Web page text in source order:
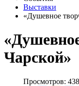
Выставки
«Душевное
Чарской»
Просмотров: